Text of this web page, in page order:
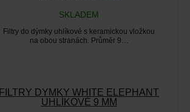
SKLADEM
Filtry do dýmky uhlíkové s keramickou vložkou
na obou stranách. Průměr 9…
FILTRY DÝMKY WHITE ELEPHANT
UHLÍKOVÉ 9 MM